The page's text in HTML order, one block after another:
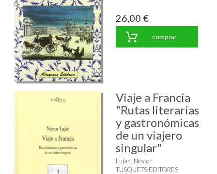
26,00 €
comprar
Viaje a Francia
"Rutas literarias
y gastronómicas
de un viajero
singular"
Luján, Néstor
TUSQUETS EDITORES